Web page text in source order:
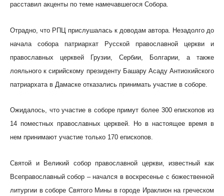
расставил акценты по теме намечавшегося Собора.
Отрадно, что РПЦ прислушалась к доводам автора. Незадолго до
начала собора патриархат Русской православной церкви и
православных церквей Грузии, Сербии, Болгарии, а также
лояльного к сирийскому президенту Башару Асаду Антиохийского
патриархата в Дамаске отказались принимать участие в соборе.
Ожидалось, что участие в соборе примут более 300 епископов из
14 поместных православных церквей. Но в настоящее время в
нем принимают участие только 170 епископов.
Святой и Великий собор православной церкви, известный как
Всеправославный собор – начался в воскресенье с божественной
литургии в соборе Святого Мины в городе Ираклион на греческом